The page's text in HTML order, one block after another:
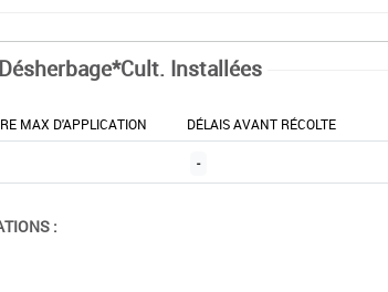
Installées
MAX D'APPLICATION DÉLAIS AVANT RÉCOLTE
-
: